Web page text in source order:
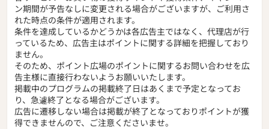
ン期間が予告なしに変更される場合がございますが、ご利用さ
れた時点の条件が適用されます。
条件を達成しているかどうかは各広告主ではなく、代理店が行
っているため、広告主はポイントに関する詳細を把握しており
ません。
そのため、ポイント広場のポイントに関するお問い合わせを広
告主様に直接行わないようお願いいたします。
掲載中のプログラムの掲載終了日はあくまで予定となってお
り、急遽終了となる場合がございます。
広告に遷移しない場合は掲載が終了となっておりポイントが獲
得できませんので、ご注意くださいませ。